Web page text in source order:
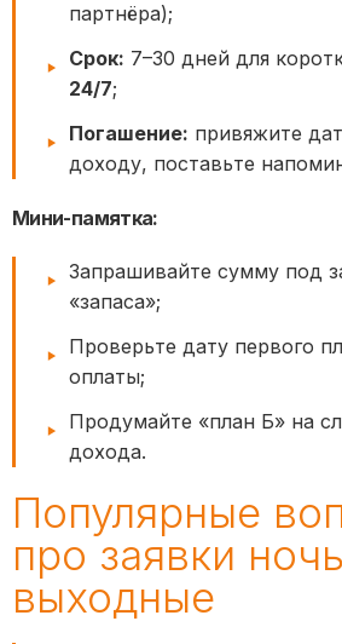
партнёра);
Срок: 7–30 дней для
24/7;
Погашение: привяжите
доходу, поставьте
Мини-памятка:
Запрашивайте сумму под
«запаса»;
Проверьте дату первого
оплаты;
Продумайте «план Б» на
дохода.
Популярные
про заявки
выходные